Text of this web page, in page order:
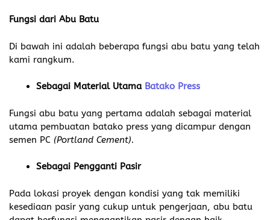
Fungsi dari Abu Batu
Di bawah ini adalah beberapa fungsi abu batu yang telah
kami rangkum.
Sebagai Material Utama Batako Press
Fungsi abu batu yang pertama adalah sebagai material
utama pembuatan batako press yang dicampur dengan
semen PC (Portland Cement).
Sebagai Pengganti Pasir
Pada lokasi proyek dengan kondisi yang tak memiliki
kesediaan pasir yang cukup untuk pengerjaan, abu batu